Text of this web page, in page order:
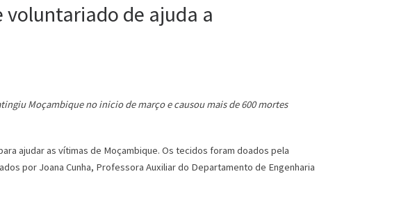
voluntariado de ajuda a
Moçambique no inicio de março e causou mais de 600 mortes
ajudar as vítimas de Moçambique. Os tecidos foram doados pela
por Joana Cunha, Professora Auxiliar do Departamento de Engenharia